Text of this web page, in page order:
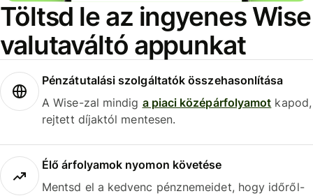
Töltsd le az ingyenes Wise
valutaváltó appunkat
Pénzátutalási szolgáltatók összehasonlítása
A Wise-zal mindig a piaci középárfolyamot kapod,
rejtett díjaktól mentesen.
Élő árfolyamok nyomon követése
Mentsd el a kedvenc pénznemeidet, hogy időről-